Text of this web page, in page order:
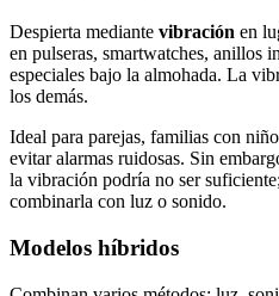
Despierta mediante vibración en
en pulseras, smartwatches, anillos
especiales bajo la almohada. La
los demás.
Ideal para parejas, familias con
evitar alarmas ruidosas. Sin
la vibración podría no ser
combinarla con luz o sonido.
Modelos híbridos